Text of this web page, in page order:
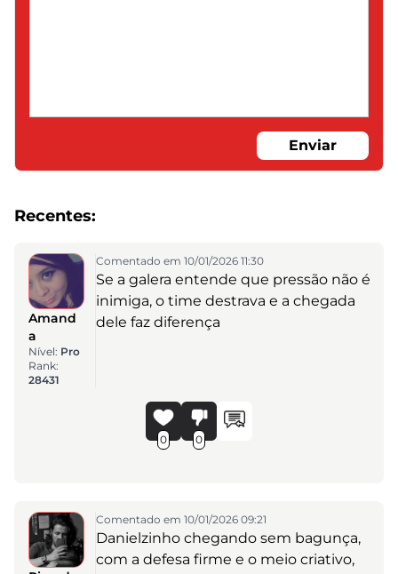
Enviar
Recentes:
Amand
a
Nível: Pro
Rank:
28431
Comentado em 10/01/2026 11:30
Se a galera entende que pressão não é
inimiga, o time destrava e a chegada
dele faz diferença
0 0
Comentado em 10/01/2026 09:21
Danielzinho chegando sem bagunça,
com a defesa firme e o meio criativo,